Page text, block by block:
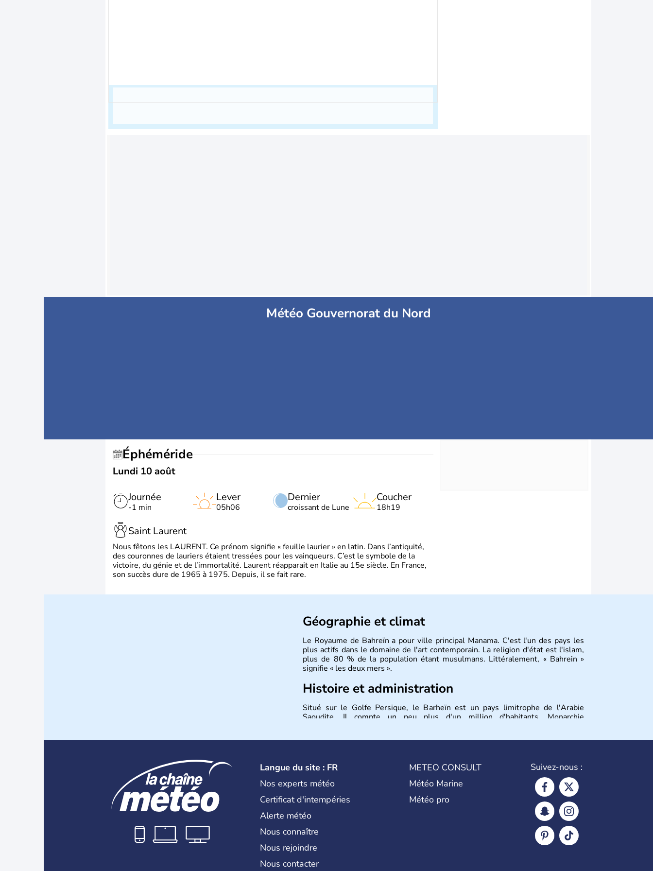
Météo Gouvernorat du Nord
Éphéméride
Lundi 10 août
Journée
-1 min
Dernier
croissant de Lune
Lever
05h06
Coucher
18h19
Saint Laurent
Nous fêtons les LAURENT. Ce prénom signifie « feuille laurier » en latin. Dans l’antiquité,
des couronnes de lauriers étaient tressées pour les vainqueurs. C’est le symbole de la
victoire, du génie et de l’immortalité. Laurent réapparait en Italie au 15e siècle. En France,
son succès dure de 1965 à 1975. Depuis, il se fait rare.
Géographie et climat
Le Royaume de Bahreïn a pour ville principal Manama. C'est l'un des pays les
plus actifs dans le domaine de l'art contemporain. La religion d'état est l'islam,
plus de 80 % de la population étant musulmans. Littéralement, « Bahrein »
signifie « les deux mers ».
Histoire et administration
Situé sur le Golfe Persique, le Barheïn est un pays limitrophe de l'Arabie
Saoudite. Il compte un peu plus d'un million d'habitants. Monarchie
Langue du site : FR
Nos experts météo
Certificat d'intempéries
Alerte météo
Nous connaître
Nous rejoindre
Nous contacter
METEO CONSULT
Météo Marine
Météo pro
Suivez-nous :